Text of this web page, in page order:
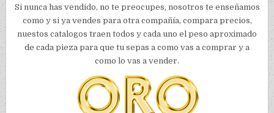
Si nunca has vendido, no te preocupes, nosotros te enseñamos
como y si ya vendes para otra compañía, compara precios,
nuestos catalogos traen todos y cada uno el peso aproximado
de cada pieza para que tu sepas a como vas a comprar y a
como lo vas a vender.